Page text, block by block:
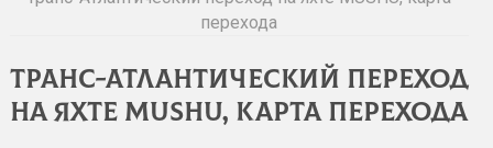
перехода
Транс-Атлантический переход
на яхте MUSHU, карта перехода